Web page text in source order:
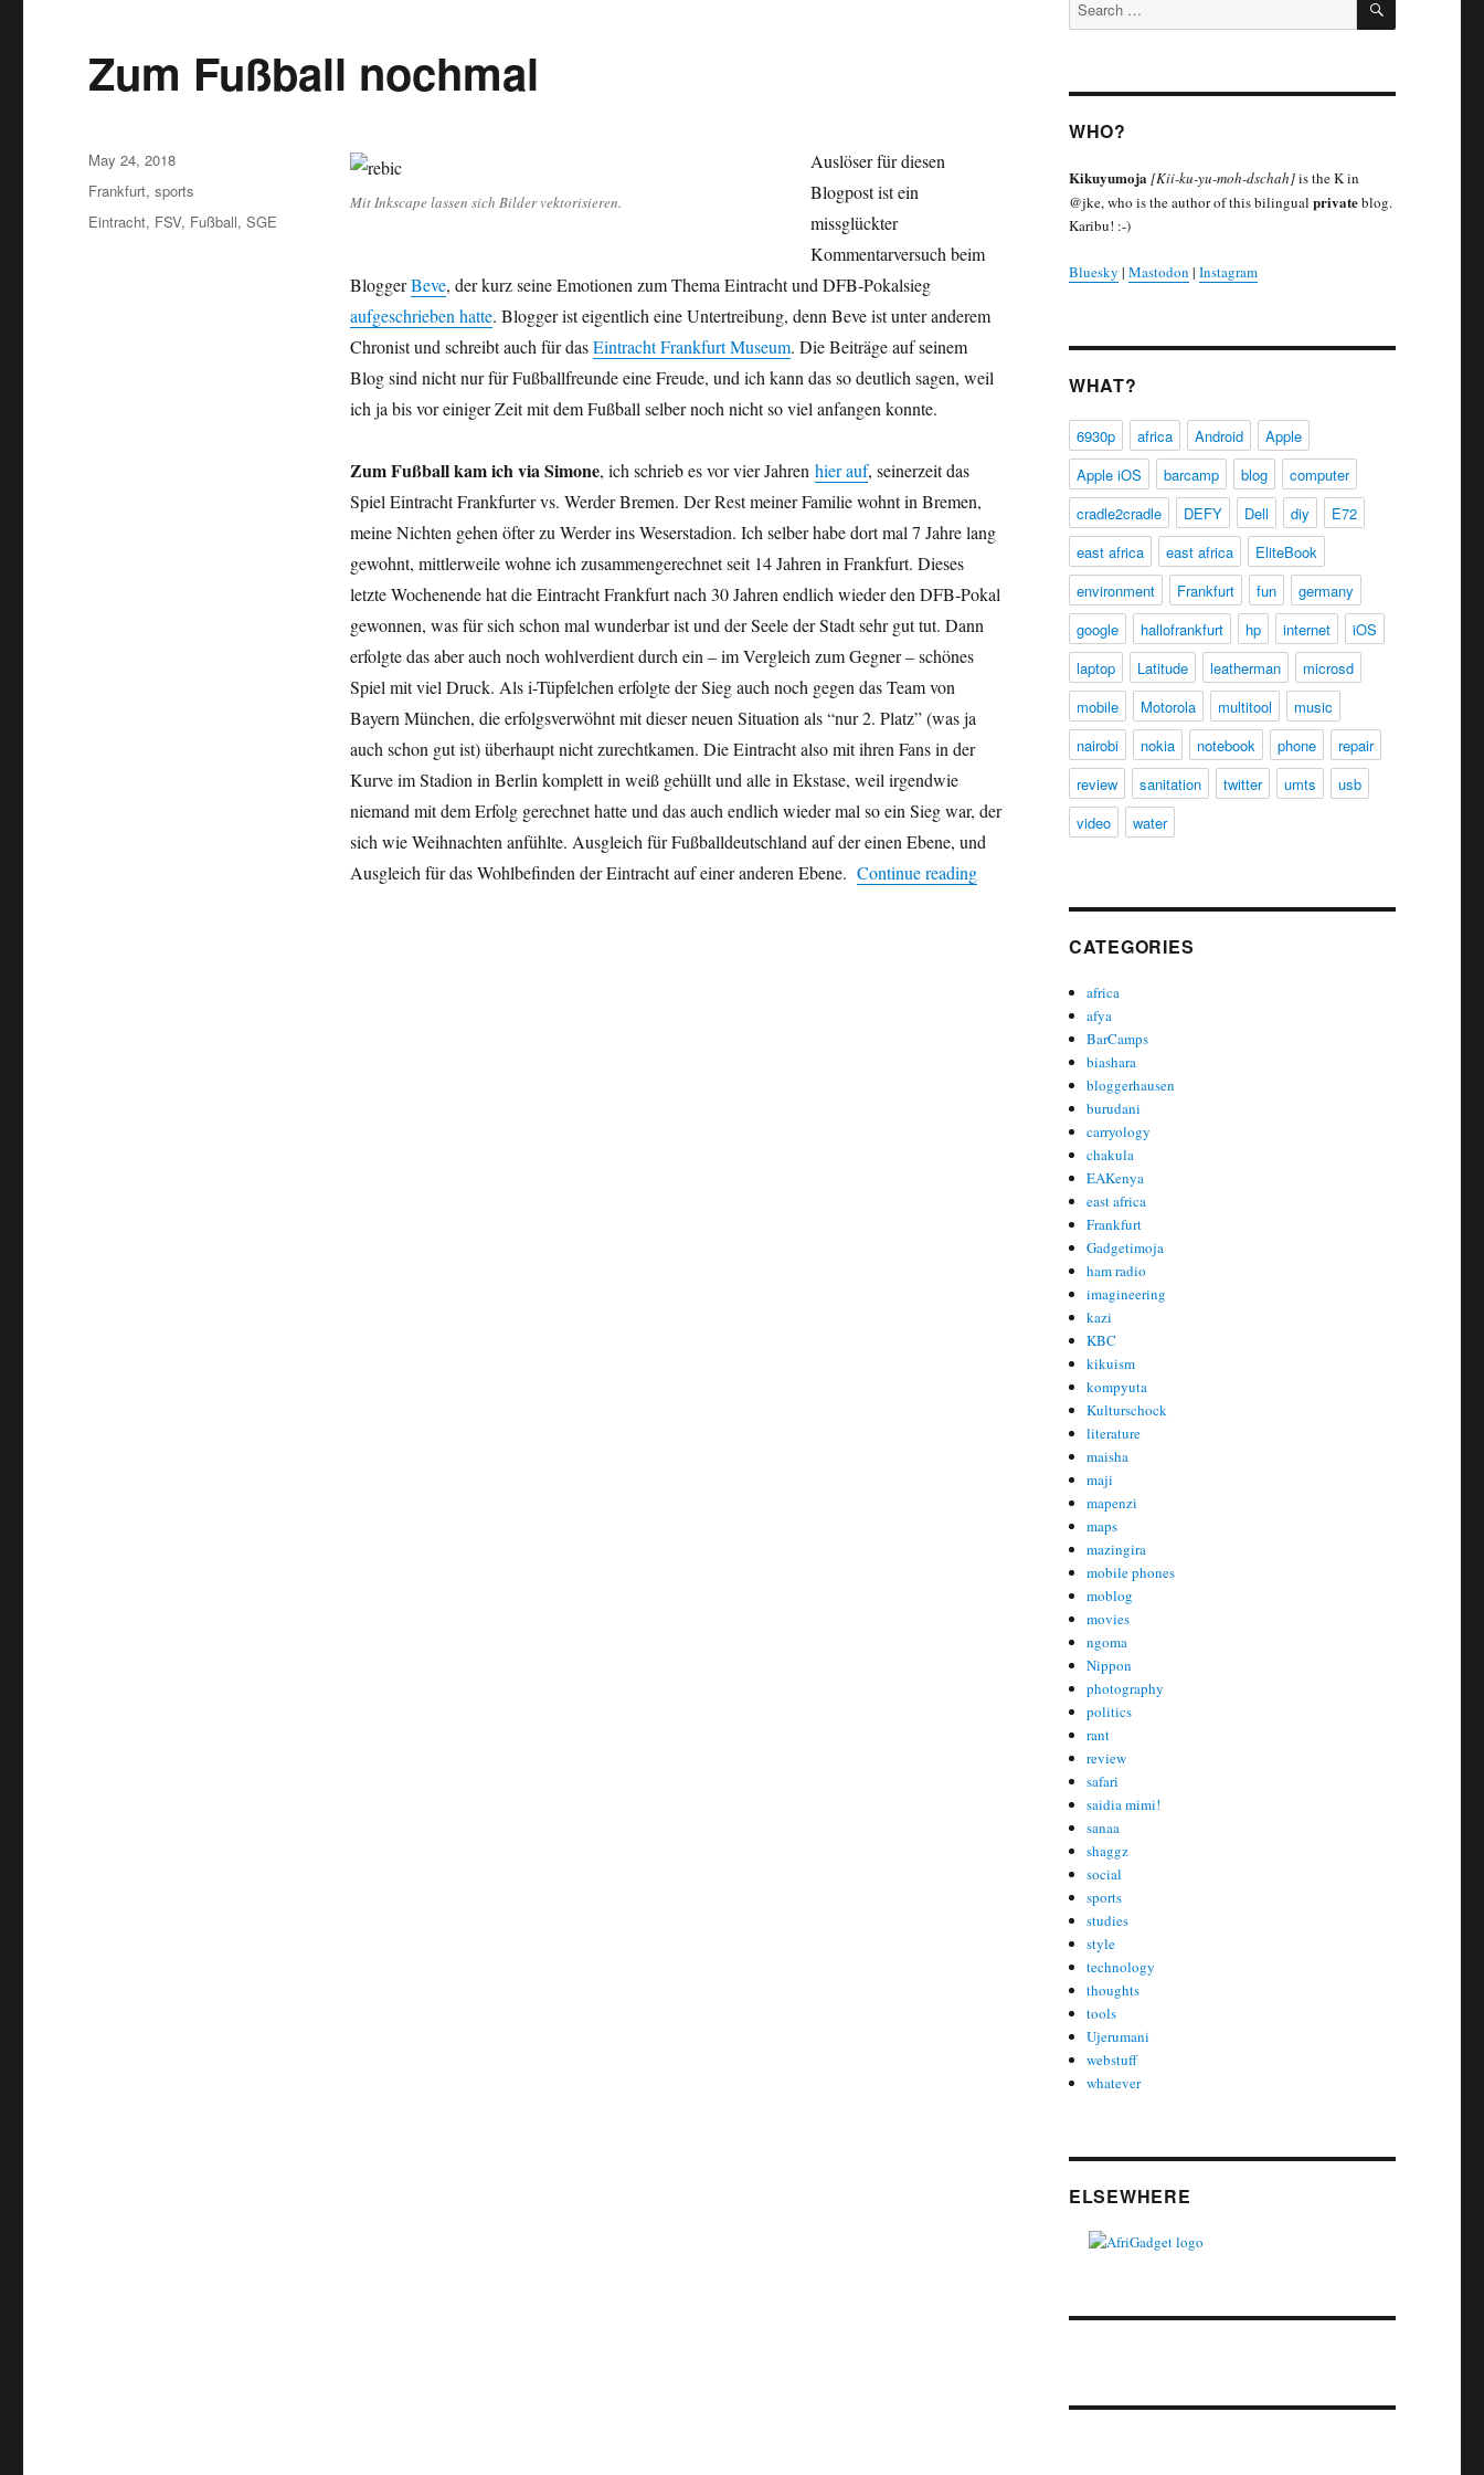
Zum Fußball nochmal
Mit Inkscape lassen sich Bilder vektorisieren.
Auslöser für diesen
Blogpost ist ein
missglückter
Kommentarversuch beim
BloggerBeve, der kurz seine Emotionen zum Thema Eintracht und DFB-Pokalsieg
aufgeschrieben hatte. Blogger ist eigentlich eine Untertreibung, denn Beve ist unter anderem
Chronist und schreibt auch für dasEintracht Frankfurt Museum. Die Beiträge auf seinem
Blog sind nicht nur für Fußballfreunde eine Freude, und ich kann das so deutlich sagen, weil
ich ja bis vor einiger Zeit mit dem Fußball selber noch nicht so viel anfangen konnte.
Zum Fußball kam ich via Simone, ich schrieb es vor vier Jahren hier auf, seinerzeit das
Spiel Eintracht Frankfurter vs. Werder Bremen. Der Rest meiner Familie wohnt in Bremen,
meine Nichten gehen öfter zu Werder ins Weserstadion. Ich selber habe dort mal 7 Jahre lang
gewohnt, mittlerweile wohne ich zusammengerechnet seit 14 Jahren in Frankfurt. Dieses
letzte Wochenende hat die Eintracht Frankfurt nach 30 Jahren endlich wieder den DFB-Pokal
gewonnen, was für sich schon mal wunderbar ist und der Seele der Stadt sehr gut tut. Dann
erfolgte das aber auch noch wohlverdient durch ein – im Vergleich zum Gegner – schönes
Spiel mit viel Druck. Als i-Tüpfelchen erfolgte der Sieg auch noch gegen das Team von
Bayern München, die erfolgsverwöhnt mit dieser neuen Situation als “nur 2. Platz” (was ja
auch schon gut ist) überhaupt nicht zurechtkamen. Die Eintracht also mit ihren Fans in der
Kurve im Stadion in Berlin komplett in weiß gehüllt und alle in Ekstase, weil irgendwie
niemand mit dem Erfolg gerechnet hatte und das auch endlich wieder mal so ein Sieg war, der
sich wie Weihnachten anfühlte. Ausgleich für Fußballdeutschland auf der einen Ebene, und
Ausgleich für das Wohlbefinden der Eintracht auf einer anderen Ebene. Continue reading“Zum Fußball nochmal”
Posted
on
May 24, 2018
Categories
Frankfurt,sports
Tags
Eintracht, FSV, Fußball,SGE
for:
WHO?
Kikuyumoja[Kii-ku-yu-moh-dschah]is the K in
@jke, who is the author of this bilingual privateblog.
Karibu! :-)
Bluesky | Mastodon | Instagram
WHAT?
6930p africa Android
Apple
Apple iOS
barcamp blog
computer
cradle2cradle
DEFY Dell diy
E72
east africa
east africa
EliteBook
environment
Frankfurt fun
germany
google
hallofrankfurt hp internet
iOS
laptop
Latitude leatherman
microsd
mobile
Motorola multitool
music
nairobi
nokia notebook phone
repair
review
sanitation twitter umts
usb
video
water
CATEGORIES
africa
afya
BarCamps
biashara
bloggerhausen
burudani
carryology
chakula
EAKenya
east africa
Frankfurt
Gadgetimoja
ham radio
imagineering
kazi
KBC
kikuism
kompyuta
Kulturschock
literature
maisha
maji
mapenzi
maps
mazingira
mobile phones
moblog
movies
ngoma
Nippon
photography
politics
rant
review
safari
saidia mimi!
sanaa
shaggz
social
sports
studies
style
technology
thoughts
tools
Ujerumani
webstuff
whatever
ELSEWHERE